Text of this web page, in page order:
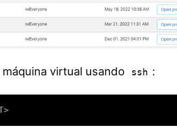
virtual usando ssh :
<PORT>